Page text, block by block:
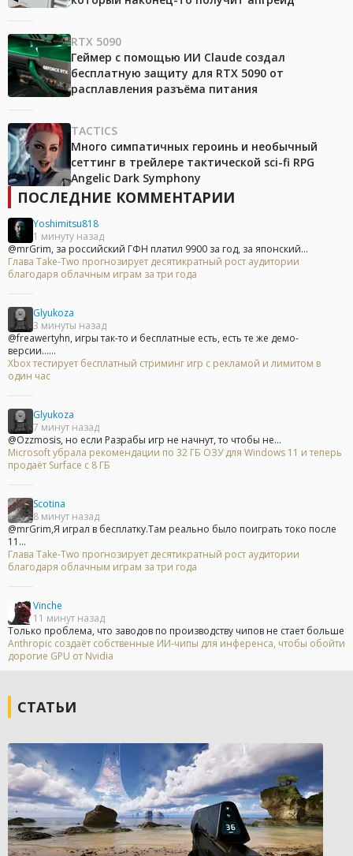
RTX 5090
Геймер с помощью ИИ Claude создал
бесплатную защиту для RTX 5090 от
расплавления разъёма питания
TACTICS
Много симпатичных героинь и необычный
сеттинг в трейлере тактической sci-fi RPG
Angelic Dark Symphony
ПОСЛЕДНИЕ КОММЕНТАРИИ
Yoshimitsu818
1 минуту назад
@mrGrim, за российский ГФН платил 9900 за год, за японский...
Глава Take-Two прогнозирует десятикратный рост аудитории
благодаря облачным играм за три года
Glyukoza
3 минуты назад
@freawertyhn, игры так-то и бесплатные есть, есть те же демо-
версии......
Xbox тестирует бесплатный стриминг игр с рекламой и лимитом в
один час
Glyukoza
7 минут назад
@Ozzmosis, но если Разрабы игр не начнут, то чтобы не...
Microsoft убрала рекомендации по 32 ГБ ОЗУ для Windows 11 и теперь
продаёт Surface с 8 ГБ
Scotina
8 минут назад
@mrGrim,Я играл в бесплатку.Там реально было поиграть токо после
11...
Глава Take-Two прогнозирует десятикратный рост аудитории
благодаря облачным играм за три года
Vinche
11 минут назад
Только проблема, что заводов по производству чипов не стает больше
Anthropic создаёт собственные ИИ-чипы для инференса, чтобы обойти
дорогие GPU от Nvidia
СТАТЬИ